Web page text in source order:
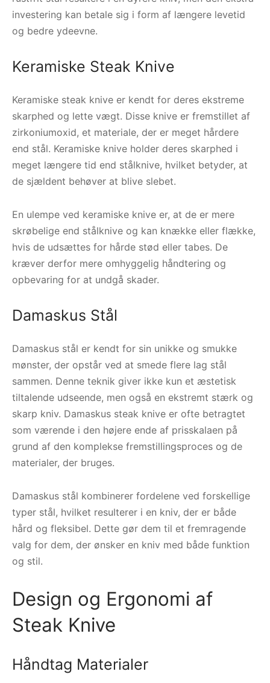
investering kan betale sig i form af længere levetid
og bedre ydeevne.
Keramiske Steak Knive
Keramiske steak knive er kendt for deres ekstreme
skarphed og lette vægt. Disse knive er fremstillet af
zirkoniumoxid, et materiale, der er meget hårdere
end stål. Keramiske knive holder deres skarphed i
meget længere tid end stålknive, hvilket betyder, at
de sjældent behøver at blive slebet.
En ulempe ved keramiske knive er, at de er mere
skrøbelige end stålknive og kan knække eller flække,
hvis de udsættes for hårde stød eller tabes. De
kræver derfor mere omhyggelig håndtering og
opbevaring for at undgå skader.
Damaskus Stål
Damaskus stål er kendt for sin unikke og smukke
mønster, der opstår ved at smede flere lag stål
sammen. Denne teknik giver ikke kun et æstetisk
tiltalende udseende, men også en ekstremt stærk og
skarp kniv. Damaskus steak knive er ofte betragtet
som værende i den højere ende af prisskalaen på
grund af den komplekse fremstillingsproces og de
materialer, der bruges.
Damaskus stål kombinerer fordelene ved forskellige
typer stål, hvilket resulterer i en kniv, der er både
hård og fleksibel. Dette gør dem til et fremragende
valg for dem, der ønsker en kniv med både funktion
og stil.
Design og Ergonomi af
Steak Knive
Håndtag Materialer